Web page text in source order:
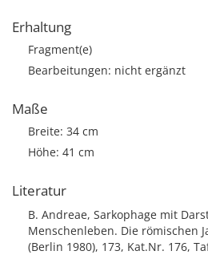
Erhaltung
Fragment(e)
Bearbeitungen: nicht ergänzt
Maße
Breite: 34 cm
Höhe: 41 cm
Literatur
B. Andreae, Sarkophage mit
Menschenleben. Die römischen
(Berlin 1980), 173, Kat.Nr. 176,